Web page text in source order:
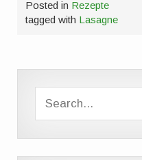
Posted in Rezepte
tagged with Lasagne